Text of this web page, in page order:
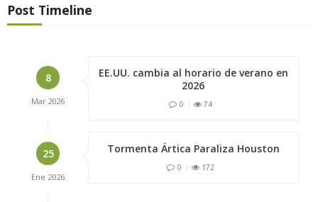
Post Timeline
8
Mar 2026
EE.UU. cambia al horario de verano en
2026
0 74
25
Ene 2026
Tormenta Ártica Paraliza Houston
0 172